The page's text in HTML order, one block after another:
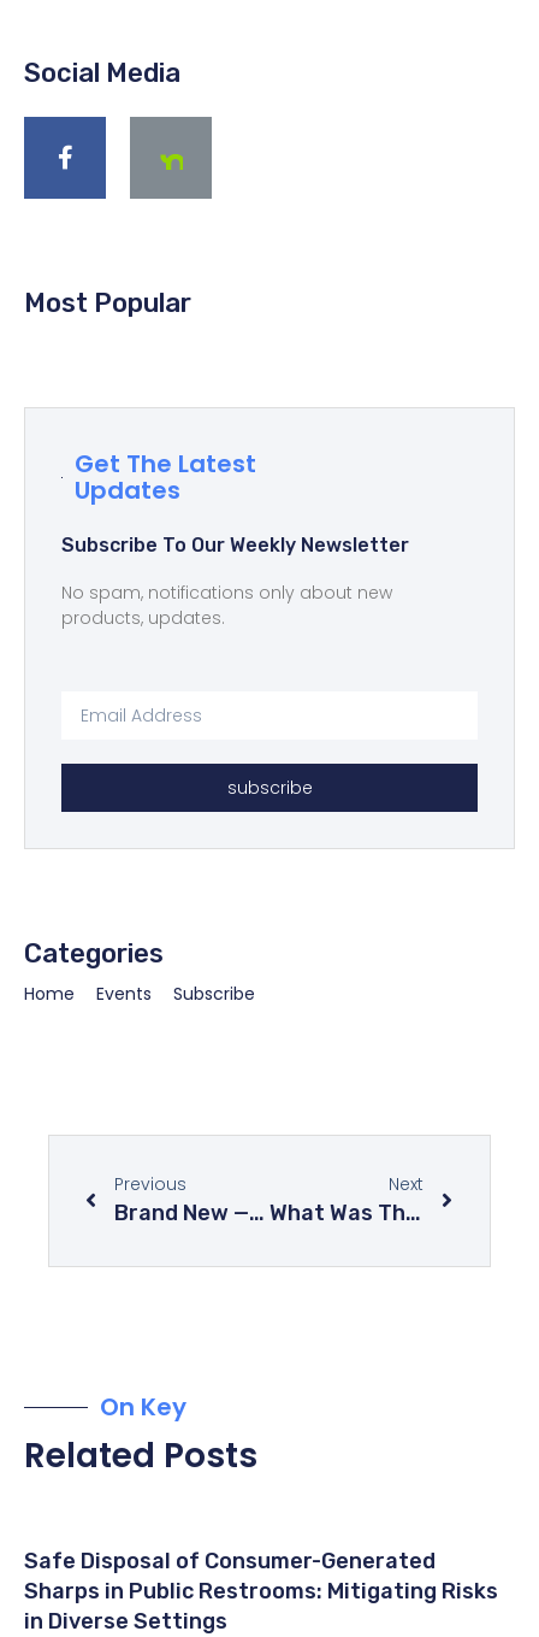
Social Media
Most Popular
Get The Latest
Updates
Subscribe To Our Weekly Newsletter
No spam, notifications only about new
products, updates.
subscribe
Categories
Home Events Subscribe
Previous
Brand New — Take Care Of Your Skin With This Amazing Body Cream By Honest
Next
What Was The #1 Hair Style For Brides In 2019
On Key
Related Posts
Safe Disposal of Consumer-Generated
Sharps in Public Restrooms: Mitigating Risks
in Diverse Settings